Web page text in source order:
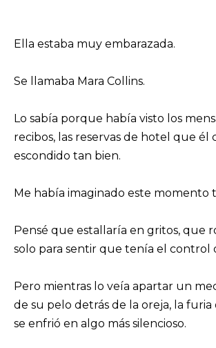
Ella estaba muy embarazada.
Se llamaba Mara Collins.
Lo sabía porque había visto los
recibos, las reservas de hotel que él
escondido tan bien.
Me había imaginado este momento
Pensé que estallaría en gritos, que
solo para sentir que tenía el control
Pero mientras lo veía apartar un
de su pelo detrás de la oreja, la
se enfrió en algo más silencioso.